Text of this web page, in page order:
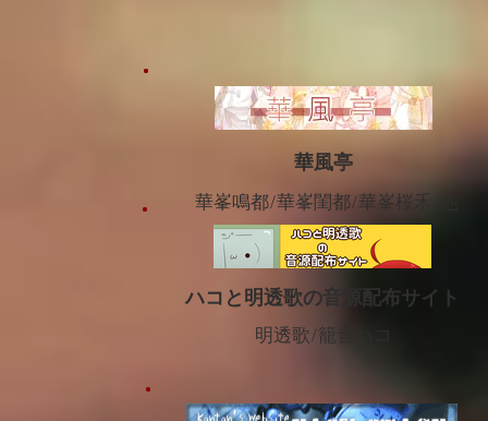
ハコと明透歌の音源配布サイト
​明透歌/籠音ハコ
華風亭
華峯鳴都/華峯閨都/華峯桜禾/他